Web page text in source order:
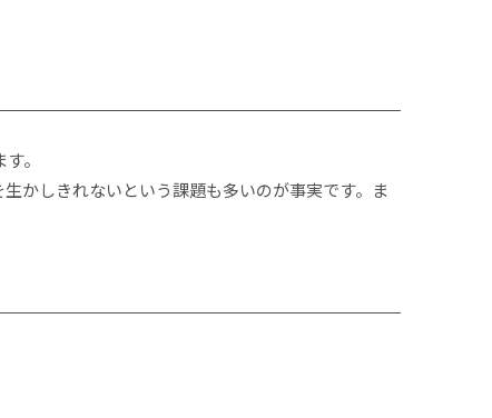
。
かしきれないという課題も多いのが事実です。ま